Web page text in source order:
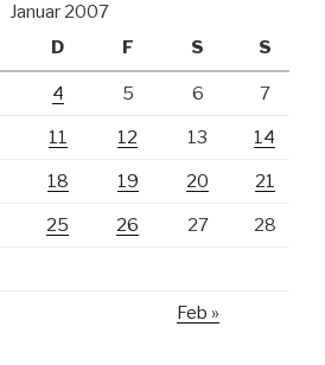
Januar 2007
D F S S
4 5 6 7
11 12 13 14
18 19 20 21
25 26 27 28
Feb »